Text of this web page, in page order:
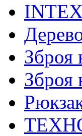
INTEX
Зброя
Зброя